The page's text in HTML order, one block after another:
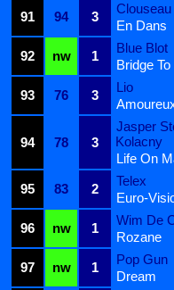
91
94 3
Clouseau
En Dans
92
nw 1
Blue Blot
Bridge
93
76 3
Lio
94 78 3
Jasper
Kolacny
Life On
95
83 2
Telex
Euro-
96
nw 1
Wim De
Rozane
97
nw 1
Pop Gun
Dream